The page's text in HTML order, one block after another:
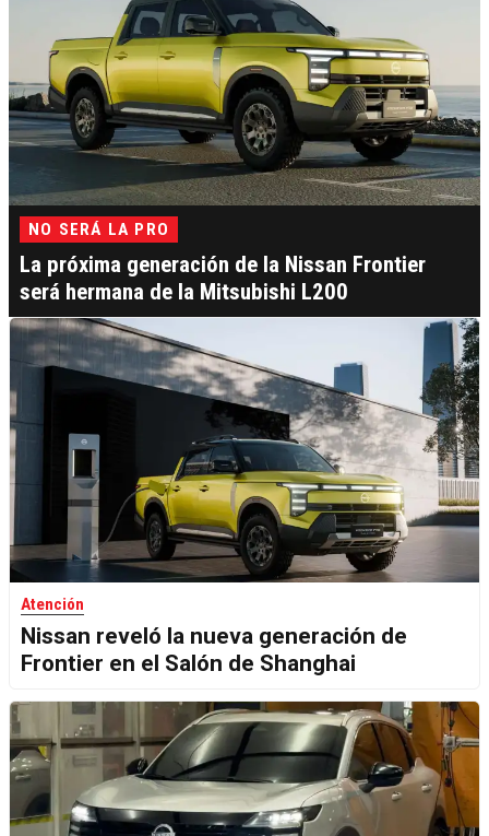
NO SERÁ LA PRO
La próxima generación de la Nissan Frontier
será hermana de la Mitsubishi L200
Atención
Nissan reveló la nueva generación de
Frontier en el Salón de Shanghai